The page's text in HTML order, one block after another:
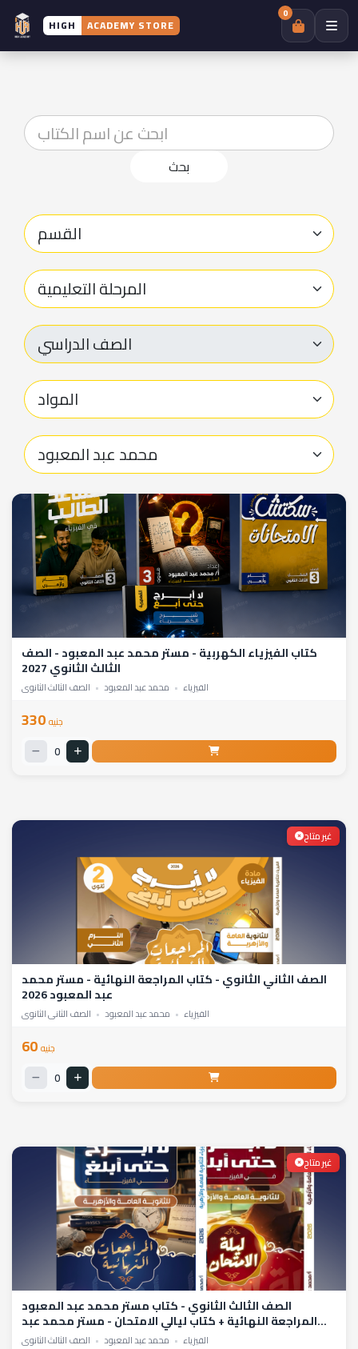
HIGH ACADEMY STORE
0
بحث
كتاب الفيزياء الكهربية - مستر محمد عبد المعبود - الصف
الثالث الثانوي 2027
الفيزياء • محمد عبد المعبود • الصف الثالث الثانوي
330 جنيه
0
غير متاح
الصف الثاني الثانوي - كتاب المراجعة النهائية - مستر محمد
عبد المعبود 2026
الفيزياء • محمد عبد المعبود • الصف الثاني الثانوي
60 جنيه
0
غير متاح
الصف الثالث الثانوي - كتاب مستر محمد عبد المعبود
المراجعة النهائية + كتاب ليالي الامتحان - مستر محمد عبد
المعبود الفيزياء • محمد عبد المعبود • الصف الثالث الثانوي